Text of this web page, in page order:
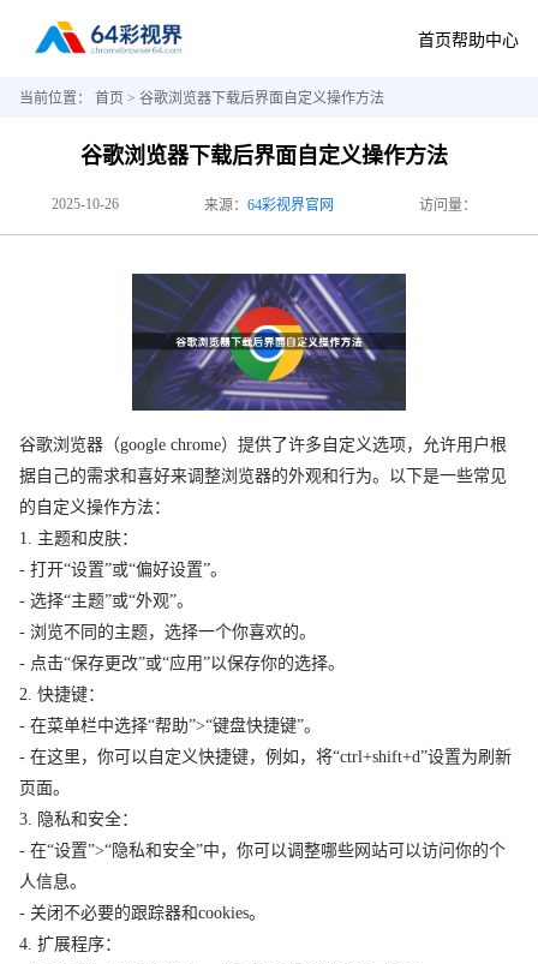
首页帮助中心
当前位置： 首页 > 谷歌浏览器下载后界面自定义操作方法
谷歌浏览器下载后界面自定义操作方法
2025-10-26 来源： 64彩视界官网 访问量：
谷歌浏览器（google chrome）提供了许多自定义选项，允许用户根
据自己的需求和喜好来调整浏览器的外观和行为。以下是一些常见
的自定义操作方法：
1. 主题和皮肤：
- 打开“设置”或“偏好设置”。
- 选择“主题”或“外观”。
- 浏览不同的主题，选择一个你喜欢的。
- 点击“保存更改”或“应用”以保存你的选择。
2. 快捷键：
- 在菜单栏中选择“帮助”>“键盘快捷键”。
- 在这里，你可以自定义快捷键，例如，将“ctrl+shift+d”设置为刷新
页面。
3. 隐私和安全：
- 在“设置”>“隐私和安全”中，你可以调整哪些网站可以访问你的个
人信息。
- 关闭不必要的跟踪器和cookies。
4. 扩展程序：